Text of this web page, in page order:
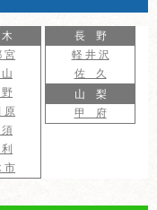
宮
原
市
長 野
軽 井 沢
佐 久
山 梨
甲 府